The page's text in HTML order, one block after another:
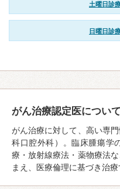
土曜日診
日曜日診
がん治療認定医について
がん治療に対して、高い専
科口腔外科）。臨床腫瘍学
療・放射線療法・薬物療法
まえ、医療倫理に基づき治療